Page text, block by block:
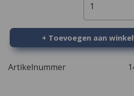
1
+ Toevoegen aan
Artikelnummer